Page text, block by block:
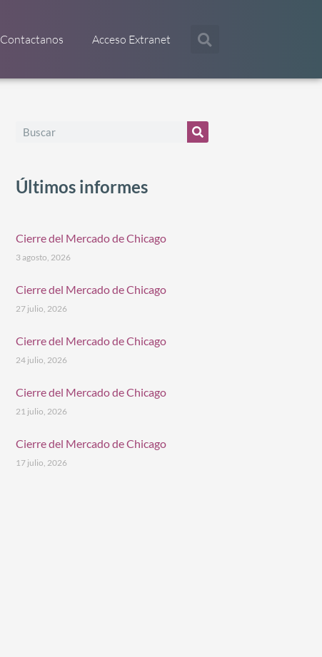
Contactanos Acceso Extranet
Últimos informes
Cierre del Mercado de Chicago
3 agosto, 2026
Cierre del Mercado de Chicago
27 julio, 2026
Cierre del Mercado de Chicago
24 julio, 2026
Cierre del Mercado de Chicago
21 julio, 2026
Cierre del Mercado de Chicago
17 julio, 2026